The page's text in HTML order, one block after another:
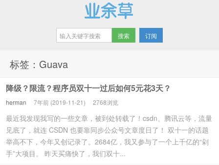
订阅
标签：Guava
降级？限流？程序员双十一过后如何5元花3天？
herman 7年前 (2019-11-21) 2768浏览
最近我发现我写的一些文章，被到处转载了！csdn、腾讯云等，流量
见底了，就连 CSDN 也要靠同步公众号文章度日了！ 双十一的话题
举高不下，今年又创记录了。2684亿，我又参与了一个上千亿的“剁
手”大项目。 昨天买痛快了，我们双十...